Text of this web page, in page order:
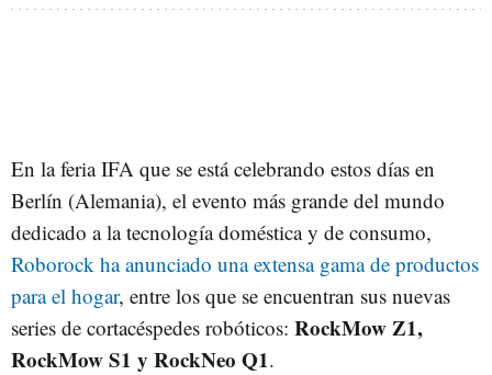
En la feria IFA que se está celebrando estos días en
Berlín (Alemania), el evento más grande del mundo
dedicado a la tecnología doméstica y de consumo,
Roborock ha anunciado una extensa gama de productos
para el hogar, entre los que se encuentran sus nuevas
series de cortacéspedes robóticos: RockMow Z1,
RockMow S1 y RockNeo Q1.